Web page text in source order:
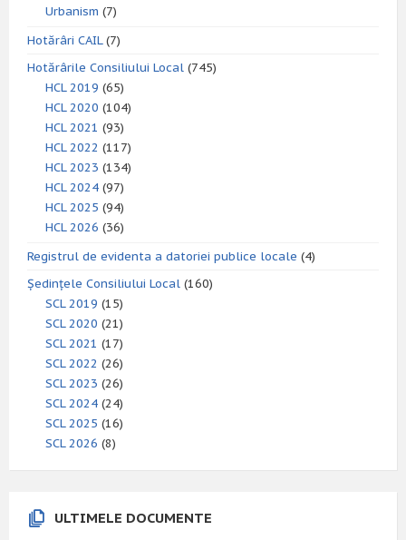
Urbanism (7)
Hotărâri CAIL(7)
Hotărârile Consiliului Local (745)
HCL 2019 (65)
HCL 2020 (104)
HCL 2021 (93)
HCL 2022 (117)
HCL 2023 (134)
HCL 2024 (97)
HCL 2025 (94)
HCL 2026 (36)
Registrul de evidenta a datoriei publice locale (4)
Ședințele Consiliului Local (160)
SCL 2019 (15)
SCL 2020 (21)
SCL 2021 (17)
SCL 2022 (26)
SCL 2023 (26)
SCL 2024 (24)
SCL 2025 (16)
SCL 2026 (8)
ULTIMELE DOCUMENTE